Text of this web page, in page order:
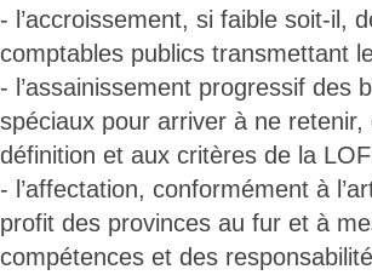
- l’accroissement, si faible soit-il,
comptables publics transmettant
- l’assainissement progressif des
spéciaux pour arriver à ne
définition et aux critères de la
- l’affectation, conformément à
profit des provinces au fur et à
compétences et des